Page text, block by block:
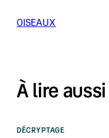
OISEAUX
À lire aussi
DÉCRYPTAGE